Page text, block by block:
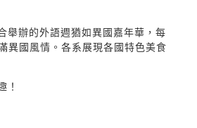
舉辦的外語週猶如異國嘉年華，每
異國風情。各系展現各國特色美食
！